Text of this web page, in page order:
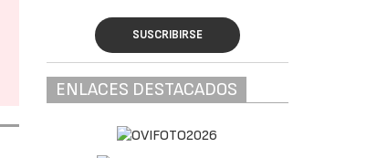
SUSCRIBIRSE
ENLACES DESTACADOS